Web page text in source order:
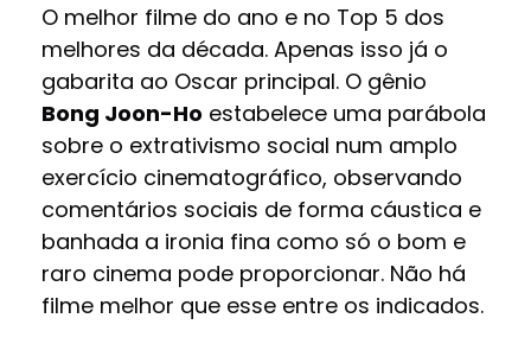
O melhor filme do ano e no Top 5 dos
melhores da década. Apenas isso já o
gabarita ao Oscar principal. O gênio
Bong Joon-Ho estabelece uma parábola
sobre o extrativismo social num amplo
exercício cinematográfico, observando
comentários sociais de forma cáustica e
banhada a ironia fina como só o bom e
raro cinema pode proporcionar. Não há
filme melhor que esse entre os indicados.